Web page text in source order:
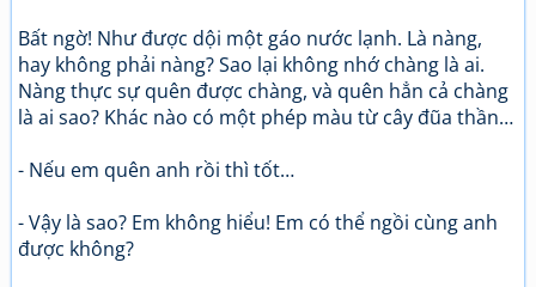
Bất ngờ! Như được dội một gáo nước lạnh. Là nàng,
hay không phải nàng? Sao lại không nhớ chàng là ai.
Nàng thực sự quên được chàng, và quên hẳn cả chàng
là ai sao? Khác nào có một phép màu từ cây đũa thần…
- Nếu em quên anh rồi thì tốt…
- Vậy là sao? Em không hiểu! Em có thể ngồi cùng anh
được không?